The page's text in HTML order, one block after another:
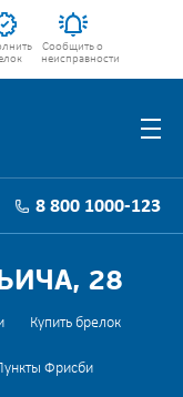
Сообщить о
неисправности
8 800 1000-123
28
Купить брелок
Фрисби